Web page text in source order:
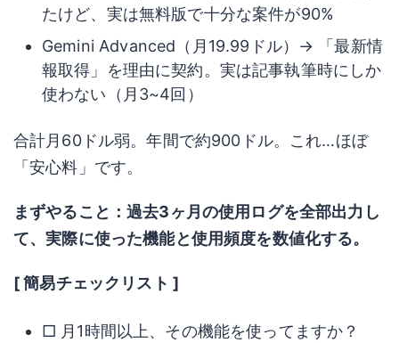
たけど、実は無料版で十分な案件が90%
Gemini Advanced（月19.99ドル）→ 「最新情
報取得」を理由に契約。実は記事執筆時にしか
使わない（月3~4回）
合計月60ドル弱。年間で約900ドル。これ…ほぼ
「安心料」です。
まずやること：過去3ヶ月の使用ログを全部出力し
て、実際に使った機能と使用頻度を数値化する。
[ 簡易チェックリスト ]
□ 月1時間以上、その機能を使ってますか？